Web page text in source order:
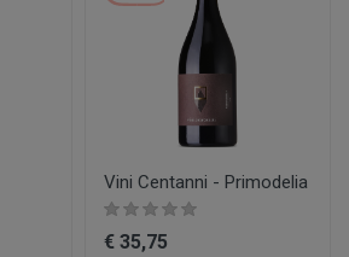
Vini Centanni - Primodelia
€ 35,75